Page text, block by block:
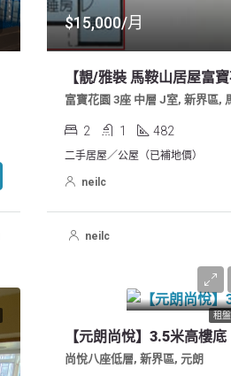
$15,000/月
富寶花園 3座 中層 J室, 新界區,
2 1 482
二手居屋／公屋（已補地價）
neilc
neilc
租盤
$10,500/月
【元朗尚悅】3.5米高樓底
尚悅八座低層, 新界區, 元朗